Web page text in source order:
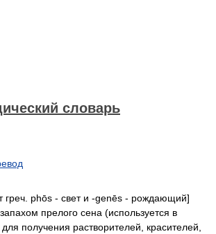
словарь
греч. phōs - свет и -genēs - рождающий]
прелого сена (используется в
получения растворителей, красителей,